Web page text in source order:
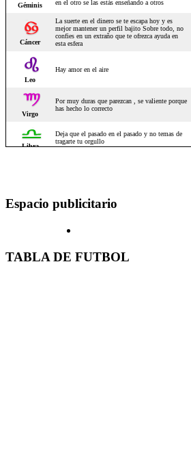
Espacio publicitario
TABLA DE FUTBOL